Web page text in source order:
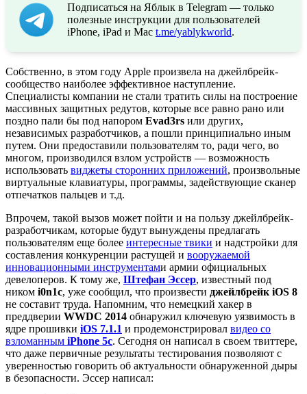
Подписаться на Яблык в Telegram — только
полезные инструкции для пользователей
iPhone, iPad и Mac t.me/yablykworld.
Собственно, в этом году Apple произвела на джейлбрейк-
сообщество наиболее эффективное наступление.
Специалисты компании не стали тратить силы на построение
массивных защитных редутов, которые все равно рано или
поздно пали бы под напором Evad3rs или других,
независимых разработчиков, а пошли принципиально иным
путем. Они предоставили пользователям то, ради чего, во
многом, производился взлом устройств — возможность
использовать виджеты сторонних приложений, произвольные
виртуальные клавиатуры, программы, задействующие сканер
отпечатков пальцев и т.д.
Впрочем, такой вызов может пойти и на пользу джейлбрейк-
разработчикам, которые будут вынуждены предлагать
пользователям еще более интересные твики и надстройки для
составления конкуренции растущей и вооружаемой
инновационными инструментами армии официальных
девелоперов. К тому же, Штефан Эссер, известный под
ником i0n1c, уже сообщил, что произвести джейлбрейк iOS 8
не составит труда. Напомним, что немецкий хакер в
преддверии WWDC 2014 обнаружил ключевую уязвимость в
ядре прошивки iOS 7.1.1 и продемонстрировал видео со
взломанным iPhone 5c. Сегодня он написал в своем твиттере,
что даже первичные результаты тестирования позволяют с
уверенностью говорить об актуальности обнаруженной дыры
в безопасности. Эссер написал: